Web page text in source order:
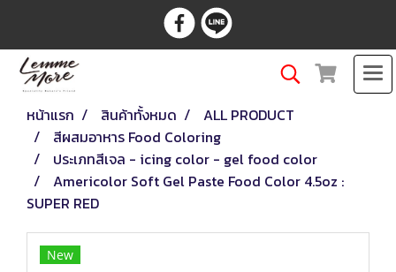
หน้าแรก สินค้าทั้งหมด
ALL PRODUCT
สีผสมอาหาร Food Coloring
ประเภทสีเจล - icing color - gel food color
Americolor Soft Gel Paste Food Color 4.5oz :
SUPER RED
New